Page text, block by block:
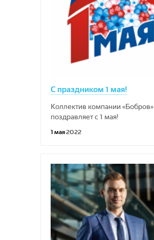
С праздником 1 мая!
Коллектив компании «Бобров»
поздравляет с 1 мая!
1 мая2022